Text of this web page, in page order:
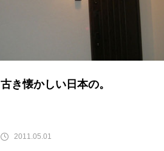
古き懐かしい日本の。
2011.05.01